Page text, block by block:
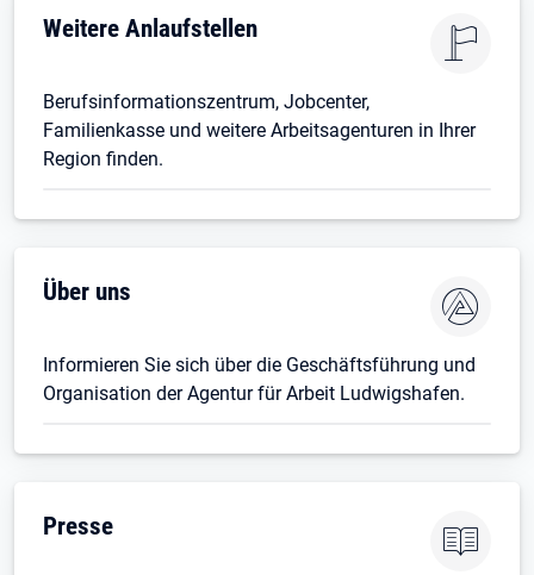
Weitere Anlaufstellen
Berufsinformationszentrum, Jobcenter,
Familienkasse und weitere Arbeitsagenturen in Ihrer
Region finden.
Über uns
Informieren Sie sich über die Geschäftsführung und
Organisation der Agentur für Arbeit Ludwigshafen.
Presse